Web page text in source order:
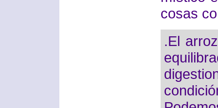
cosas
.El